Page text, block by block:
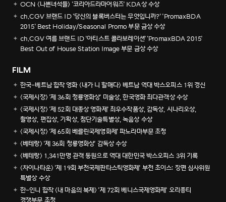
OCN <나쁜녀석들> '코리아드라마어워즈' KDA상 수상
ch.CGV 브랜드 ID '당신의 블록버스터는 무엇입니까?' 'PromaxBDA
2015' Best Holiday/Seasonal Promo 부문 금상 수상
ch.CGV 여름 브랜드 ID '아티스트 콜라보레이션' 'PromaxBDA 2015'
Best Out of House Station Image 부문 금상 수상
FILM
한국-베트남 합작 영화 <내가 니 할매다> 베트남 역대 박스오피스 1위 경신
<국제시장> '제 36회 청룡영화상' 미술상, 한국영화 최다관객상 수상
<국제시장> '제 52회 대종상 영화제' 최우수작품상, 감독상, 시나리오상,
촬영상, 편집상, 기획상, 첨단기술특별상, 녹음상 수상
<국제시장> '제 65회 베를린국제영화제' 파노라마부문 초청
<베테랑> '제 36회 청룡영화상' 감독상 수상
<베테랑> 1,341만명 관객 동원으로 역대 대한민국 박스오피스 3위 기록
<차이나타운> '제 19회 부천국제판타스틱영화제' 부천 초이스: 장편 심사위원
특별상 수상
한-인니 합작 <내 마음의 복제> '제 72회 베니스국제영화제' 오리종티